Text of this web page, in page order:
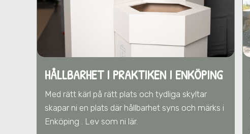
HÅLLBARHET I PRAKTIKEN I ENKÖPING
Med rätt kärl på rätt plats och tydliga skyltar
skapar ni en plats där hållbarhet syns och märks i
Enköping . Lev som ni lär.